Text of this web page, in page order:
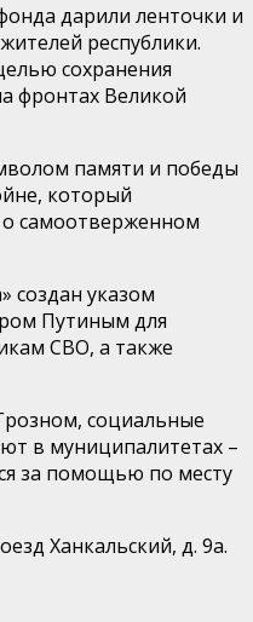
дарили ленточки и
республики.
сохранения
фронтах Великой
памяти и победы
который
самоотверженном
создан указом
Путиным для
СВО, а также
социальные
в муниципалитетах –
за помощью по месту
Ханкальский, д. 9а.